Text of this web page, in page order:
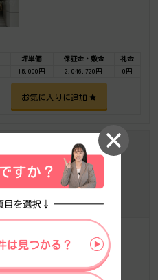
坪単価 保証金・敷金
礼金
15,000円 2,046,720円 0円
お気に入りに追加